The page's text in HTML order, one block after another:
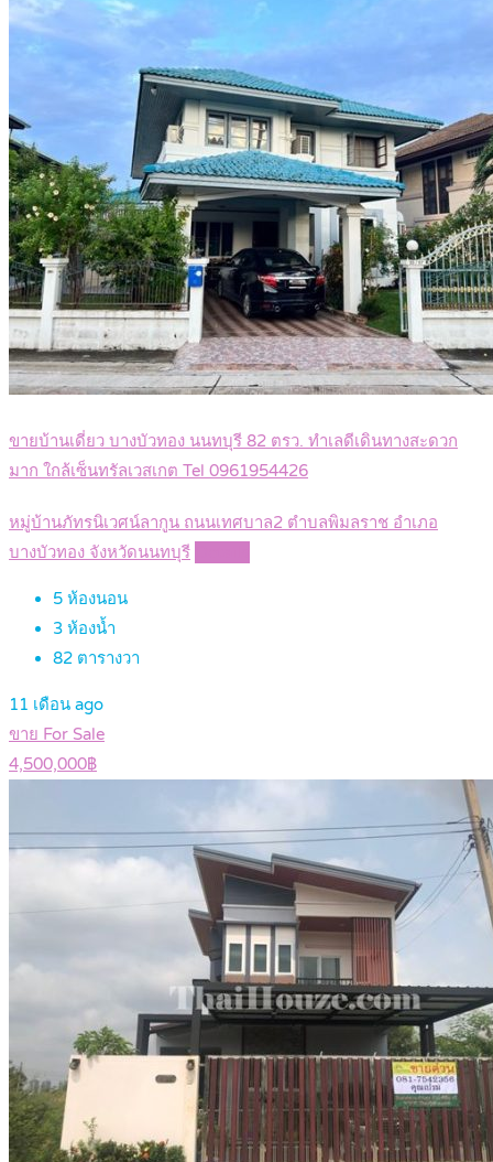
ขายบ้านเดี่ยว บางบัวทอง นนทบุรี 82 ตรว. ทำเลดีเดินทางสะดวก
มาก ใกล้เซ็นทรัลเวสเกต Tel 0961954426
หมู่บ้านภัทรนิเวศน์ลากูน ถนนเทศบาล2 ตำบลพิมลราช อำเภอ
บางบัวทอง จังหวัดนนทบุรี
5 ห้องนอน
3 ห้องน้ำ
82 ตารางวา
11 เดือน ago
ขาย For Sale
4,500,000฿